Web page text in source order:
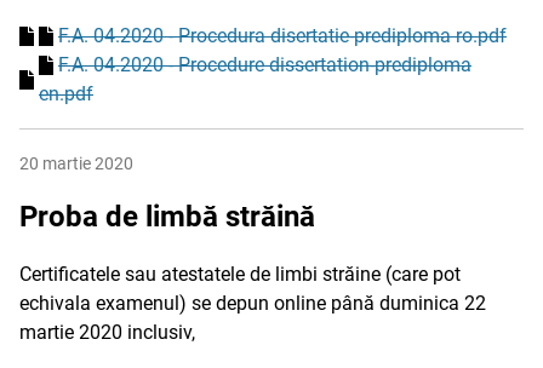
F.A. 04.2020 - Procedura disertatie-prediploma ro.pdf
F.A. 04.2020 - Procedure dissertation-prediploma
en.pdf
20 martie 2020
Proba de limbă străină
Certificatele sau atestatele de limbi străine (care pot
echivala examenul) se depun online până duminica 22
martie 2020 inclusiv,